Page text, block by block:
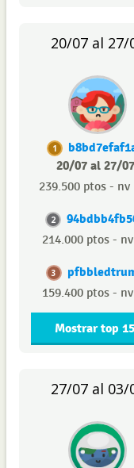
20/07 al 27/
1
20/07 al 27/07
239.500 ptos - nv
2
214.000 ptos -
3
159.400 ptos -
Mostrar top 15
27/07 al 03/